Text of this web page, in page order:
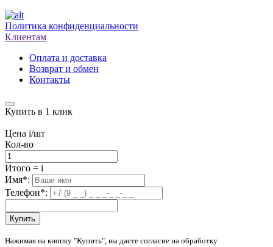
Политика конфиденциальности
Клиентам
Оплата и доставка
Возврат и обмен
Контакты
Купить в 1 клик
Цена i/шт
Кол-во
Итого = i
Имя*:
Телефон*:
Купить
Нажимая на кнопку "Купить", вы даете согласие на обработку